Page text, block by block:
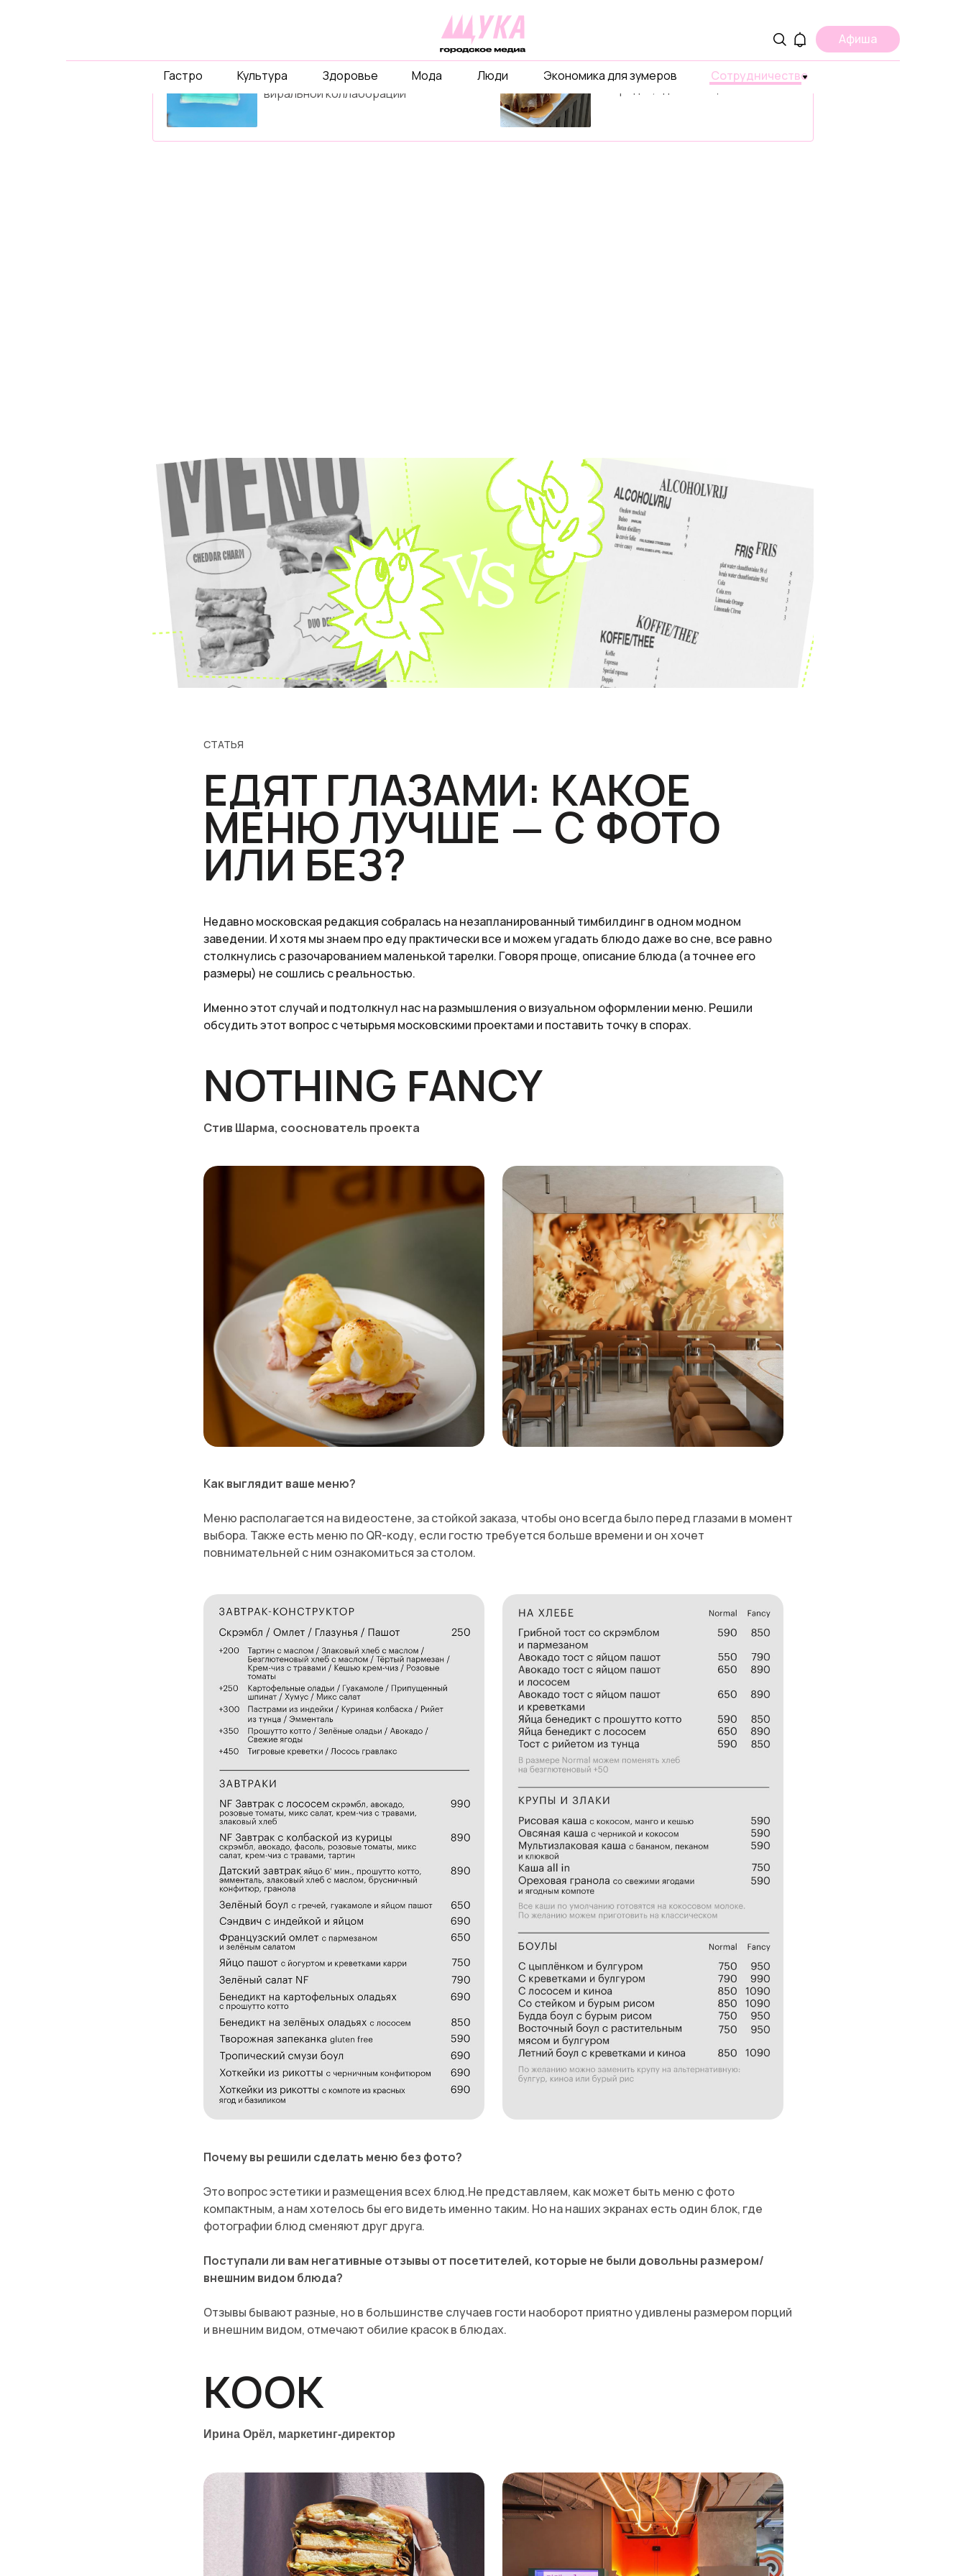
Афиша
Сотрудничество
Экономика для зумеров
Люди
Мода
Здоровье
Культура
Гастро
Давайте объединимся ради
виральной коллаборации
Расскажите о вашем проекте,
бизнесе или продукте в странах
и городах, где есть ЩУКА
проекты
СТАТЬЯ
ЕДЯТ ГЛАЗАМИ: КАКОЕ
МЕНЮ ЛУЧШЕ — С ФОТО
ИЛИ БЕЗ?
Недавно московская редакция собралась на незапланированный тимбилдинг в одном модном
заведении. И хотя мы знаем про еду практически все и можем угадать блюдо даже во сне, все равно
столкнулись с разочарованием маленькой тарелки. Говоря проще, описание блюда (а точнее его
размеры) не сошлись с реальностью.
Именно этот случай и подтолкнул нас на размышления о визуальном оформлении меню. Решили
обсудить этот вопрос с четырьмя московскими проектами и поставить точку в спорах.
Как выглядит ваше меню?
Меню располагается на видеостене, за стойкой заказа, чтобы оно всегда было перед глазами в момент
выбора. Также есть меню по QR-коду, если гостю требуется больше времени и он хочет
повнимательней с ним ознакомиться за столом.
Почему вы решили сделать меню без фото?
Это вопрос эстетики и размещения всех блюд.Не представляем, как может быть меню с фото
компактным, а нам хотелось бы его видеть именно таким. Но на наших экранах есть один блок, где
фотографии блюд сменяют друг друга.
Поступали ли вам негативные отзывы от посетителей, которые не были довольны размером/
внешним видом блюда?
Отзывы бывают разные, но в большинстве случаев гости наоборот приятно удивлены размером порций
и внешним видом, отмечают обилие красок в блюдах.
Стив Шарма, сооснователь проекта
NOTHING FANCY
Ирина Орёл, маркетинг-директор
KOOK